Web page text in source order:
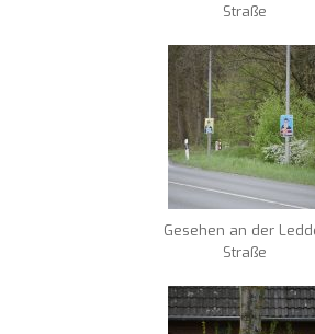
Straße
Gesehen an der
Straße